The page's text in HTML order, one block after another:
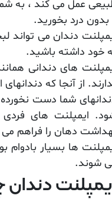
عمل می کند ، به
بدون درد بخورید.
دندان می تواند
خود داشته باشید.
های دندانی
از آنجا که
شما دست
ایمپلنت های
دهان را فراهم می
ها بسیار بادوام
شوند.